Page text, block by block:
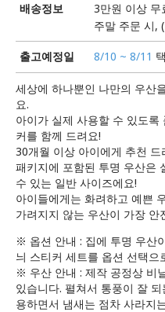
배송정보
3만원 이상 무
주말 주문 시,
출고예정일 8/10 ~ 8/11
세상에 하나뿐인 나만의 우산
요.
아이가 실제 사용할 수 있도
커를 함께 드려요!
30개월 이상 아이에게 추천 드
패키지에 포함된 투명 우산은
수 있는 일반 사이즈에요!
아이들에게는 화려하고 예쁜
가려지지 않는 우산이 가장 안
※ 옵션 안내 : 집에 투명 우산
늬 스티커 세트를 옵션 선택으
※ 우산 안내 : 제작 공정상 비
있습니다. 펼쳐서 통풍이 잘
용하면서 냄새는 점차 사라지